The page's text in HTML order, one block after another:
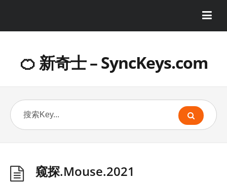
🍊 新奇士 – SyncKeys.com
窥探.Mouse.2021